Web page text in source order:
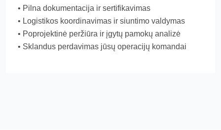
• Pilna dokumentacija ir sertifikavimas
• Logistikos koordinavimas ir siuntimo valdymas
• Poprojektinė peržiūra ir įgytų pamokų analizė
• Sklandus perdavimas jūsų operacijų komandai